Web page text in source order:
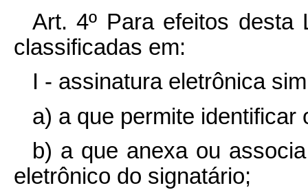
Art. 4º Para efeitos desta
classificadas em:
I - assinatura eletrônica
a) a que permite identificar
b) a que anexa ou
eletrônico do signatário;